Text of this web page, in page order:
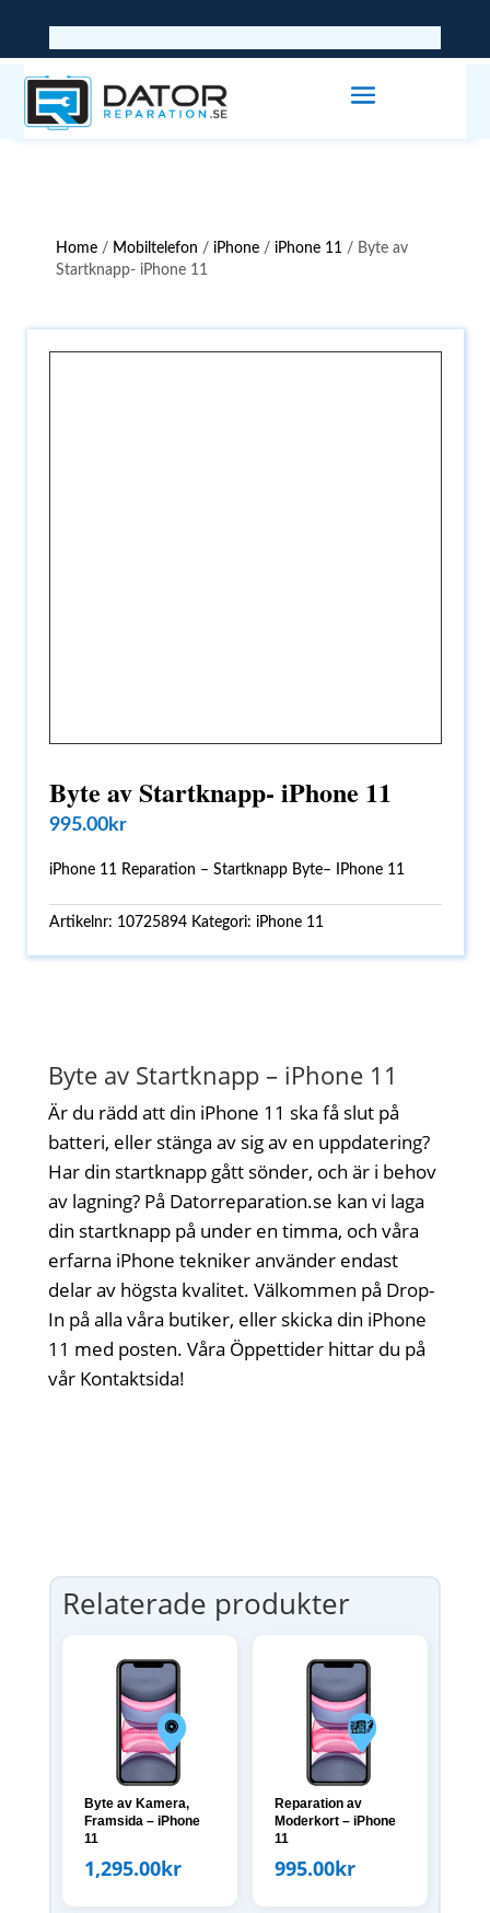
Home / Mobiltelefon / iPhone / iPhone 11 / Byte av
Startknapp- iPhone 11
Byte av Startknapp- iPhone 11
995.00kr
iPhone 11 Reparation – Startknapp Byte– IPhone 11
Artikelnr: 10725894 Kategori:iPhone 11
Byte av Startknapp – iPhone 11
Är du rädd att din iPhone 11 ska få slut på
batteri, eller stänga av sig av en uppdatering?
Har din startknapp gått sönder, och är i behov
av lagning? På Datorreparation.se kan vi laga
din startknapp på under en timma, och våra
erfarna iPhone tekniker använder endast
delar av högsta kvalitet. Välkommen på Drop-
In på alla våra butiker, eller skicka din iPhone
11 med posten. Våra Öppettider hittar du på
vår Kontaktsida!
Relaterade produkter
Byte av Kamera,
Framsida – iPhone
11
1,295.00kr
Reparation av
Moderkort – iPhone
11
995.00kr